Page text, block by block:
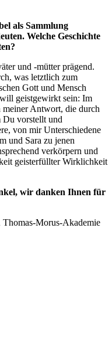
als Sammlung
Welche Geschichte
und -mütter prägend.
was letztlich zum
Gott und Mensch
geistgewirkt sein: Im
Antwort, die durch
Du vorstellt und
von mir Unterschiedene
und Sara zu jenen
verkörpern und
geisterfüllter Wirklichkeit
wir danken Ihnen für
Morus-Akademie